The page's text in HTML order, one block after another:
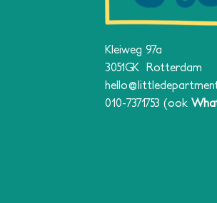
Kleiweg 97a
3051GK Rotterdam
010-7371753 (ook